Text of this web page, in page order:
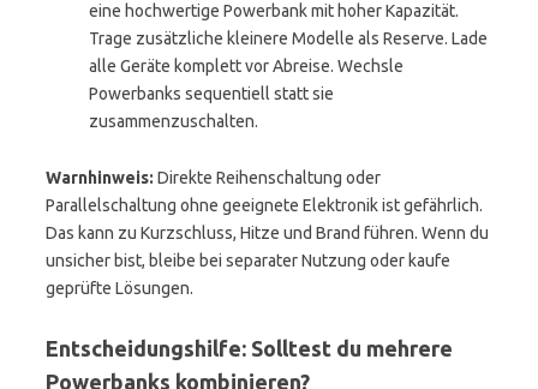
eine hochwertige Powerbank mit hoher Kapazität.
Trage zusätzliche kleinere Modelle als Reserve. Lade
alle Geräte komplett vor Abreise. Wechsle
Powerbanks sequentiell statt sie
zusammenzuschalten.
Warnhinweis: Direkte Reihenschaltung oder
Parallelschaltung ohne geeignete Elektronik ist gefährlich.
Das kann zu Kurzschluss, Hitze und Brand führen. Wenn du
unsicher bist, bleibe bei separater Nutzung oder kaufe
geprüfte Lösungen.
Entscheidungshilfe: Solltest du mehrere
Powerbanks kombinieren?